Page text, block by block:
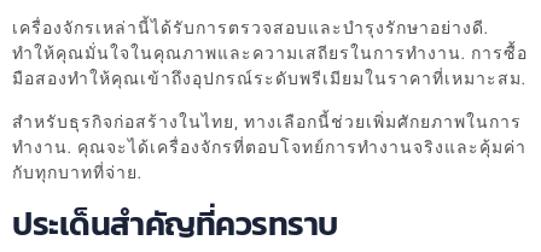
เครื่องจักรเหล่านี้ได้รับการตรวจสอบและบำรุงรักษาอย่างดี.
ทำให้คุณมั่นใจในคุณภาพและความเสถียรในการทำงาน. การซื้อ
มือสองทำให้คุณเข้าถึงอุปกรณ์ระดับพรีเมียมในราคาที่เหมาะสม.
สำหรับธุรกิจก่อสร้างในไทย, ทางเลือกนี้ช่วยเพิ่มศักยภาพในการ
ทำงาน. คุณจะได้เครื่องจักรที่ตอบโจทย์การทำงานจริงและคุ้มค่า
กับทุกบาทที่จ่าย.
ประเด็นสำคัญที่ควรทราบ